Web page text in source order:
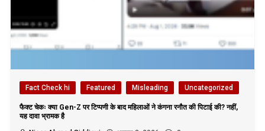
Fact Check hi Featured Misleading Uncategorized
फैक्ट चेकः क्या Gen-Z पर टिप्पणी के बाद महिलाओं ने कंगना रनौत की पिटाई की? नहीं,
यह दावा भ्रामक है